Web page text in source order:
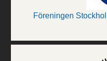
Föreningen